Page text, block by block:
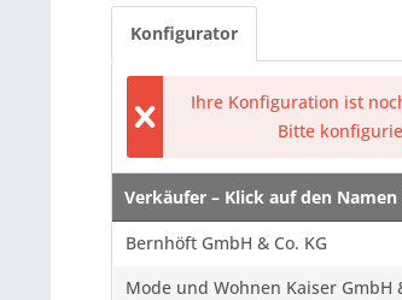
Konfigurator
Ihre Konfiguration ist
Bitte
Verkäufer – Klick auf den
Verkäufer – Klick auf den
Bernhöft GmbH & Co. KG
Mode und Wohnen Kaiser GmbH